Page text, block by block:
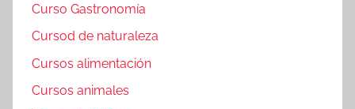
Curso Gastronomía
Cursod de naturaleza
Cursos alimentación
Cursos animales